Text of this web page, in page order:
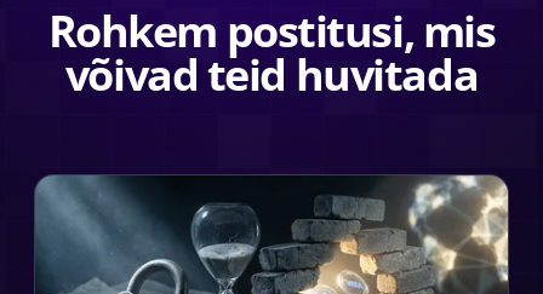
Rohkem postitusi, mis
võivad teid huvitada